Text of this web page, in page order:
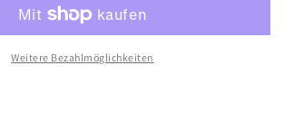
Delikate
Kost
Weitere Bezahlmöglichkeiten